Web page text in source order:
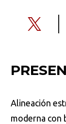
Alineación
moderna con